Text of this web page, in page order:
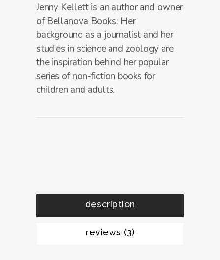
Jenny Kellett is an author and owner
of Bellanova Books. Her
background as a journalist and her
studies in science and zoology are
the inspiration behind her popular
series of non-fiction books for
children and adults.
description
reviews (3)